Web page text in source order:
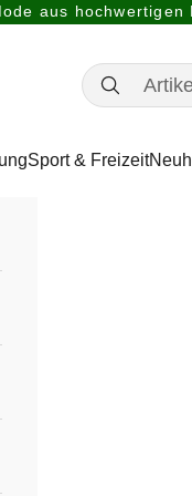
aus
Sport & Freizeit